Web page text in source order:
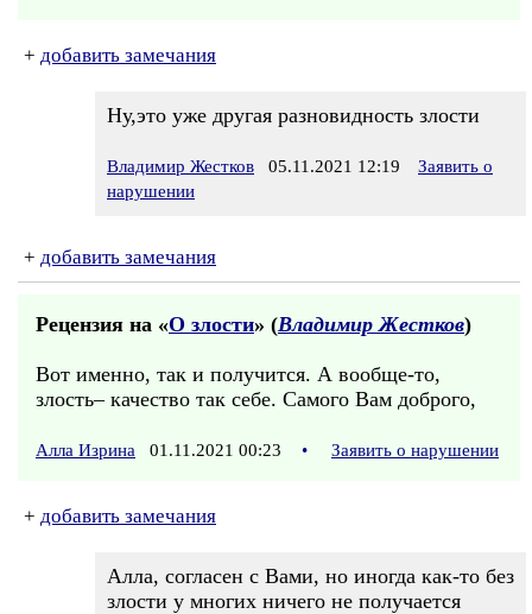
+ добавить замечания
Ну,это уже другая разновидность злости
Владимир Жестков 05.11.2021 12:19
Заявить о
нарушении
+ добавить замечания
Рецензия на «О злости» (Владимир Жестков)
Вот именно, так и получится. А вообще-то,
злость– качество так себе. Самого Вам доброго,
Алла Изрина 01.11.2021 00:23 • Заявить о нарушении
+ добавить замечания
Алла, согласен с Вами, но иногда как-то без
злости у многих ничего не получается